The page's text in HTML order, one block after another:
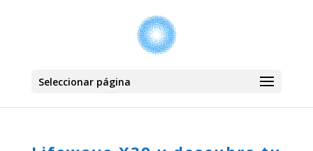
Seleccionar página